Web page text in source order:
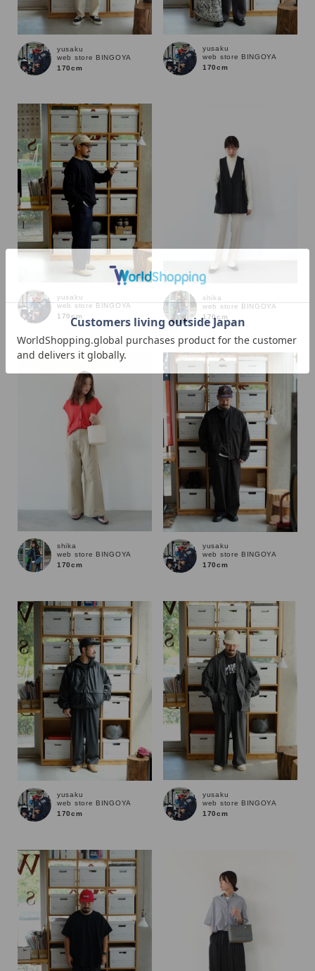
通常商品 予約商品
セール価格 WEB限定
在庫
在庫あり 在庫なし含む
yusaku
web store BINGOYA
170cm
yusaku
web store BINGOYA
170cm
yusaku
web store BINGOYA
170cm
shika
web store BINGOYA
170cm
shika
web store BINGOYA
170cm
yusaku
web store BINGOYA
170cm
yusaku
web store BINGOYA
170cm
yusaku
web store BINGOYA
170cm